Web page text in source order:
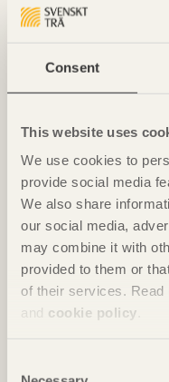
Consent
This website uses
We use cookies to
provide social media
We also share
our social media,
may combine it with
provided to them or
of their services. Read
and cookie policy
Jag jobbar ständigt med
Konrad MerzGrundare,